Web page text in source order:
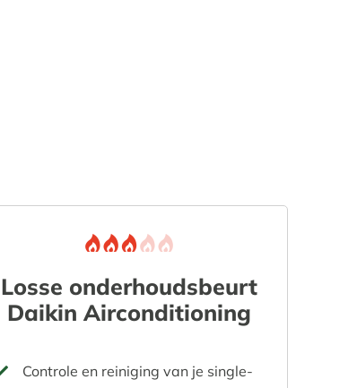
Losse onderhoudsbeurt
Daikin Airconditioning
Controle en reiniging van je single-